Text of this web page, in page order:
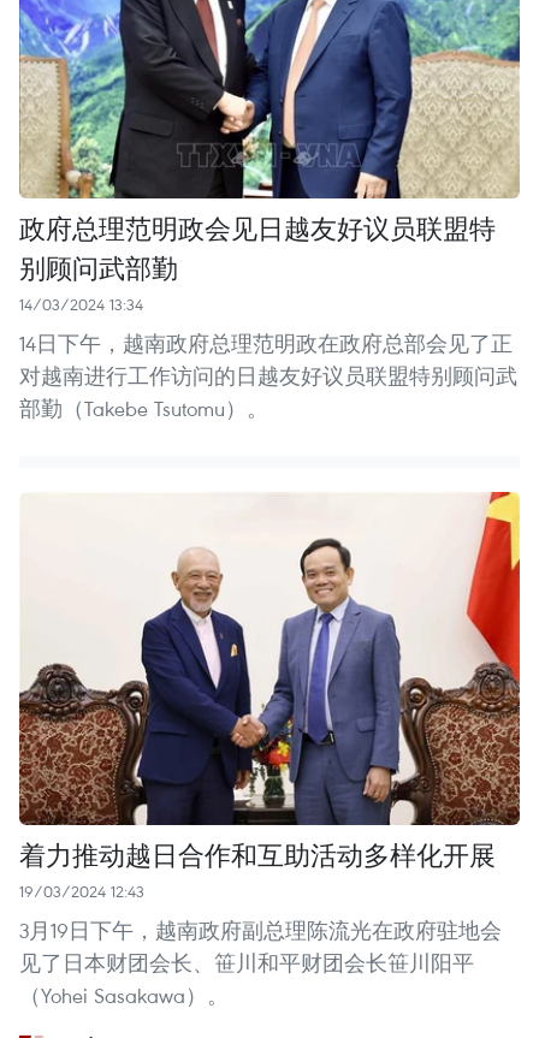
政府总理范明政会见日越友好议员联盟特
别顾问武部勤
14/03/2024 13:34
14日下午，越南政府总理范明政在政府总部会见了正
对越南进行工作访问的日越友好议员联盟特别顾问武
部勤（Takebe Tsutomu）。
着力推动越日合作和互助活动多样化开展
19/03/2024 12:43
3月19日下午，越南政府副总理陈流光在政府驻地会
见了日本财团会长、笹川和平财团会长笹川阳平
（Yohei Sasakawa）。